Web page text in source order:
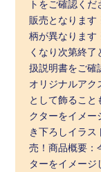
トをご確認く
販売となりま
柄が異なりま
くなり次第終
扱説明書をご
オリジナルアク
として飾るこ
クターをイメー
き下ろしイラ
売！商品概要：
ターをイメー